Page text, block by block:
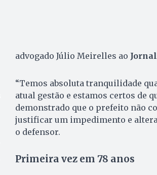
advogado Júlio Meirelles ao
“Temos absoluta tranquilidade
atual gestão e estamos certos de
demonstrado que o prefeito não
justificar um impedimento e
o defensor.
Primeira vez em 78 anos